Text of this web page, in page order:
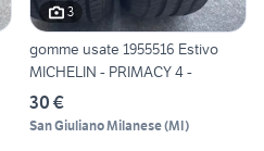
3
gomme usate 1955516 Estivo
MICHELIN - PRIMACY 4 -
30 €
San Giuliano Milanese(MI)